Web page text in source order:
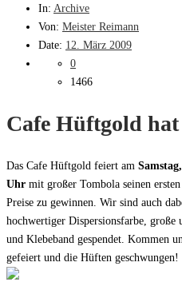
In: Archive
Von: Meister Reimann
Date: 12. März 2009
0
1466
Cafe Hüftgold
Das Cafe Hüftgold feiert am
Uhr mit großer Tombola seinen
Preise zu gewinnen. Wir sind auch
hochwertiger Dispersionsfarbe,
und Klebeband gespendet. Kommen
gefeiert und die Hüften geschwungen!